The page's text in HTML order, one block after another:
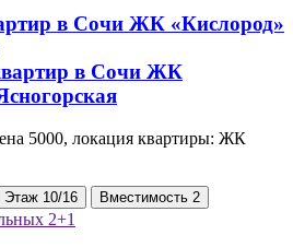
в Сочи ЖК «Кислород»
5000, локация квартиры: ЖК
Этаж 10/16 Вместимость 2
2+1